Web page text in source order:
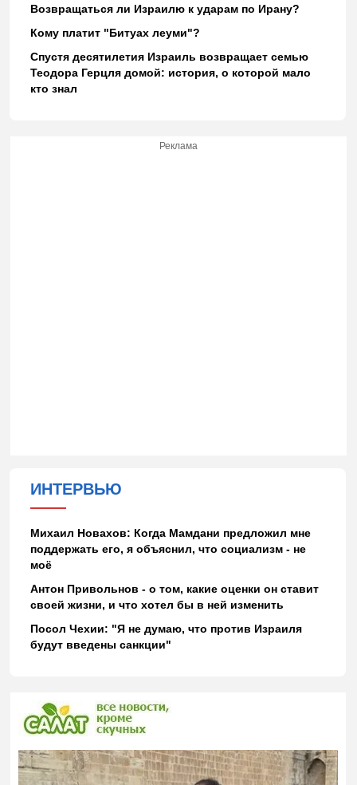
Возвращаться ли Израилю к ударам по Ирану?
Кому платит "Битуах леуми"?
Спустя десятилетия Израиль возвращает семью
Теодора Герцля домой: история, о которой мало
кто знал
Реклама
ИНТЕРВЬЮ
Михаил Новахов: Когда Мамдани предложил мне
поддержать его, я объяснил, что социализм - не
моё
Антон Привольнов - о том, какие оценки он ставит
своей жизни, и что хотел бы в ней изменить
Посол Чехии: "Я не думаю, что против Израиля
будут введены санкции"